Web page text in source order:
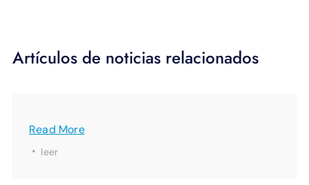
Artículos de noticias relacionados
Read More
· leer